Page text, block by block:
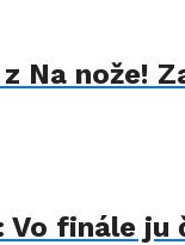
Na nože!
finále ju